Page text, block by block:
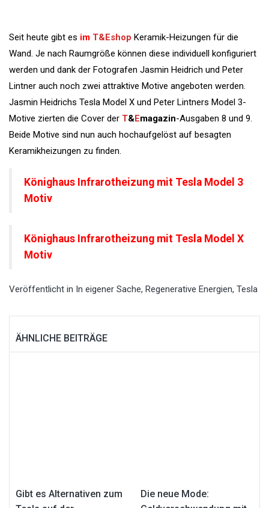
Seit heute gibt es im T&Eshop Keramik-Heizungen für die
Wand. Je nach Raumgröße können diese individuell konfiguriert
werden und dank der Fotografen Jasmin Heidrich und Peter
Lintner auch noch zwei attraktive Motive angeboten werden.
Jasmin Heidrichs Tesla Model X und Peter Lintners Model 3-
Motive zierten die Cover der T&Emagazin-Ausgaben 8 und 9.
Beide Motive sind nun auch hochaufgelöst auf besagten
Keramikheizungen zu finden.
Könighaus Infrarotheizung mit Tesla Model 3
Motiv
Könighaus Infrarotheizung mit Tesla Model X
Motiv
Veröffentlicht in In eigener Sache, Regenerative Energien, Tesla
ÄHNLICHE BEITRÄGE
Gibt es Alternativen zum
Die neue Mode: